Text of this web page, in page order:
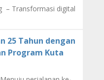
– Transformasi digital
25 Tahun dengan
Program Kuta